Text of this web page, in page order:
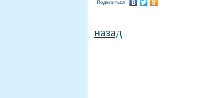
Поделиться
назад